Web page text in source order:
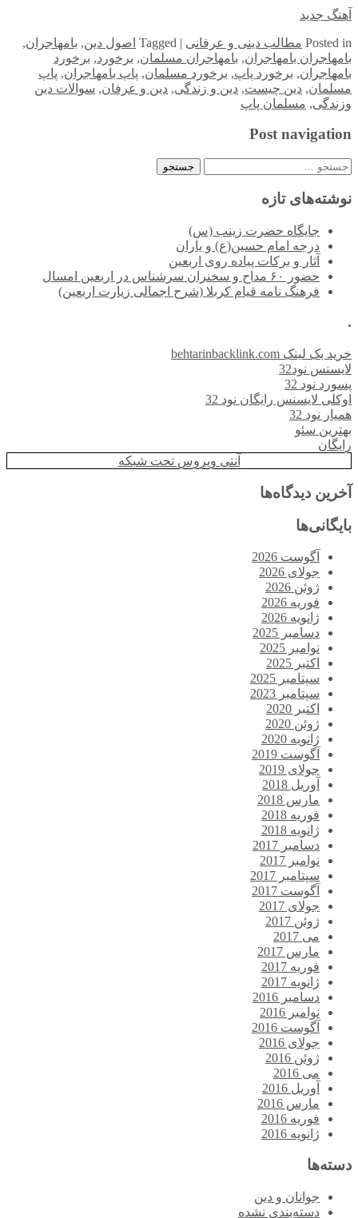
آهنگ جدید
Posted in مطالب دینی و عرفانی |
Tagged اصول دین, بامهاجران,
بامهاجران بامهاجران, بامهاجران مسلمان, برخورد, برخورد
بامهاجران, برخورد پاپ, برخورد مسلمان, پاپ بامهاجران, پاپ
مسلمان, دین چیست, دین و زندگی, دین و عرفان, سوالات دین
وزندگی, مسلمان پاپ
Post navigation
جستجو
نوشته‌های تازه
جایگاه حضرت زینب (س)
درجه امام حسین(ع) و یاران
آثار و برکات پیاده روی اربعین
حضور ۶۰ مداح و سخنران سرشناس در اربعین امسال
فرهنگ نامه قیام کربلا (شرح اجمالی زیارت اربعین)
.
خرید بک لینک behtarinbacklink.com
لایسنس نود32
پسورد نود 32
اوکلی لایسنس رایگان نود 32
همیار نود 32
بهترین سئو
رایگان
آنتی ویروس تحت شبکه
آخرین دیدگاه‌ها
بایگانی‌ها
آگوست 2026
جولای 2026
ژوئن 2026
فوریه 2026
ژانویه 2026
دسامبر 2025
نوامبر 2025
اکتبر 2025
سپتامبر 2025
سپتامبر 2023
اکتبر 2020
ژوئن 2020
ژانویه 2020
آگوست 2019
جولای 2019
آوریل 2018
مارس 2018
فوریه 2018
ژانویه 2018
دسامبر 2017
نوامبر 2017
سپتامبر 2017
آگوست 2017
جولای 2017
ژوئن 2017
می 2017
مارس 2017
فوریه 2017
ژانویه 2017
دسامبر 2016
نوامبر 2016
آگوست 2016
جولای 2016
ژوئن 2016
می 2016
آوریل 2016
مارس 2016
فوریه 2016
ژانویه 2016
دسته‌ها
جوانان و دین
دسته‌بندی نشده